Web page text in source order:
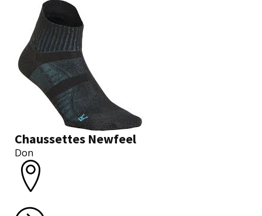
Chaussettes Newfeel
Don